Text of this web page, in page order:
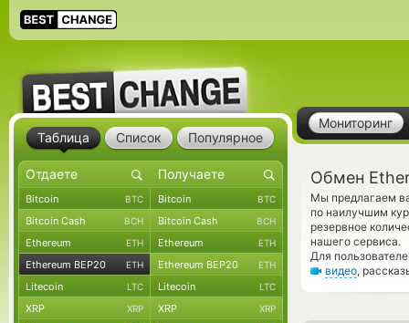
Мониторинг
Обмен
Мы предлагаем
по наилучшим
резервное
нашего сервиса.
Для
видео,
Таблица Список Популярное
Bitcoin BTC Bitcoin BTC
Bitcoin Cash BCH Bitcoin Cash BCH
Ethereum ETH Ethereum ETH
Ethereum BEP20 ETH Ethereum BEP20 ETH
Litecoin LTC Litecoin LTC
XRP XRP XRP XRP